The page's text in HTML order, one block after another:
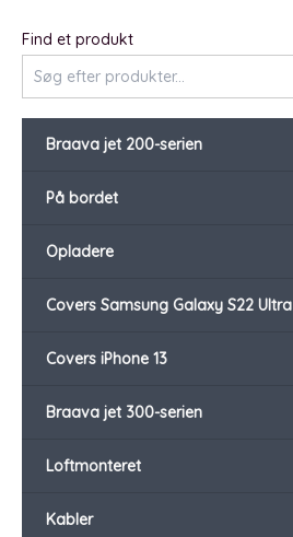
Find et produkt
Braava jet 200-serien
På bordet
Opladere
Covers Samsung Galaxy S22 Ultra
Covers iPhone 13
Braava jet 300-serien
Loftmonteret
Kabler